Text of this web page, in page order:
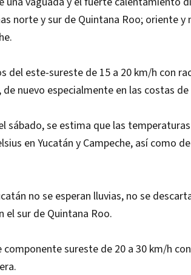
norte y sur de Quintana Roo; oriente y
del este-sureste de 15 a 20 km/h con
nuevo especialmente en las costas de
sábado, se estima que las
en Yucatán y Campeche, así como
no se esperan lluvias, no se
el sur de Quintana Roo.
componente sureste de 20 a 30 km/h